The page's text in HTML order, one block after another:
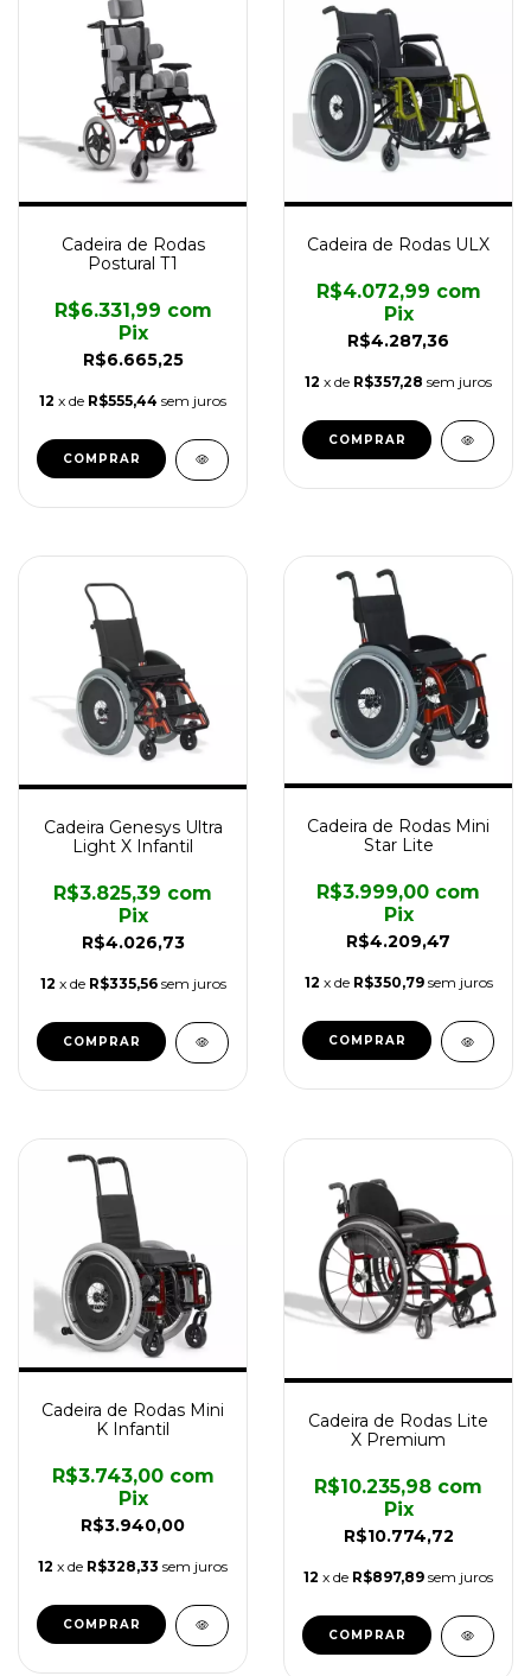
Cadeira de Rodas
Postural T1
R$6.665,25
R$6.331,99 com
Pix
12 x de R$555,44 sem juros
COMPRAR
Cadeira de Rodas ULX
R$4.287,36
R$4.072,99 com
Pix
12 x de R$357,28 sem juros
COMPRAR
Cadeira Genesys Ultra
Light X Infantil
R$4.026,73
R$3.825,39 com
Pix
12 x de R$335,56 sem juros
Cadeira de Rodas Mini
Star Lite
R$4.209,47
R$3.999,00 com
Pix
12 x de R$350,79 sem juros
COMPRAR
Cadeira de Rodas Mini
K Infantil
R$3.940,00
R$3.743,00 com
Pix
12 x de R$328,33 sem juros
COMPRAR
Cadeira de Rodas Lite
X Premium
R$10.774,72
R$10.235,98 com
Pix
12 x de R$897,89 sem juros
COMPRAR